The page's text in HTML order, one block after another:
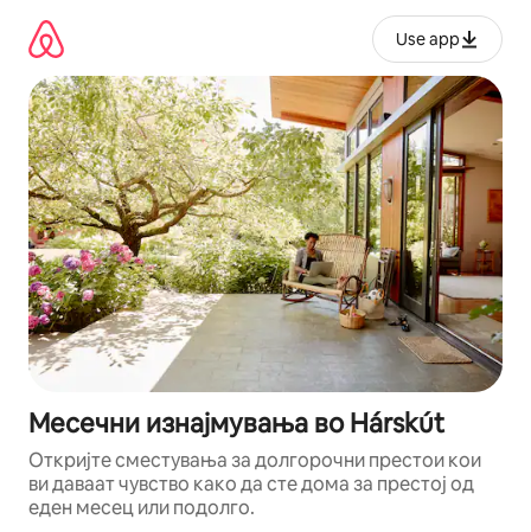
содржина
Use app
Месечни изнајмувања во Hárskút
Откријте сместувања за долгорочни престои кои
ви даваат чувство како да сте дома за престој од
еден месец или подолго.